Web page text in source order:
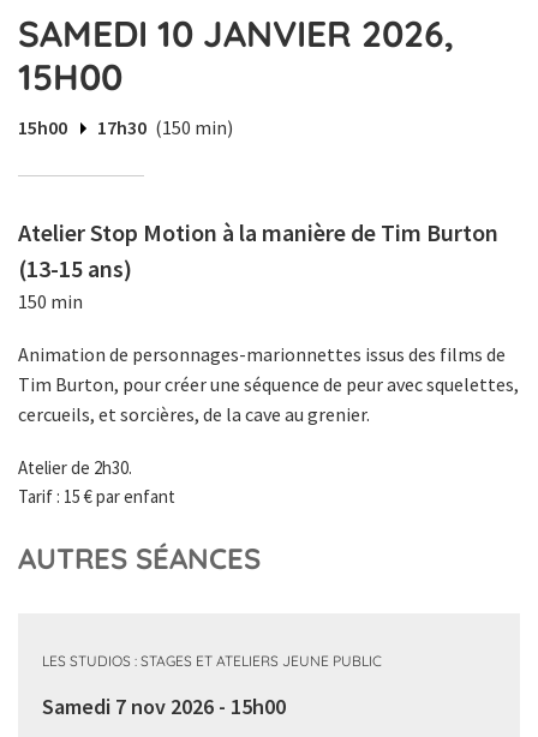
SAMEDI 10 JANVIER 2026,
15H00
15h00 17h30 (150 min)
Atelier Stop Motion à la manière de Tim Burton
(13-15 ans)
150 min
Animation de personnages-marionnettes issus des films de
Tim Burton, pour créer une séquence de peur avec squelettes,
cercueils, et sorcières, de la cave au grenier.
Atelier de 2h30.
Tarif : 15 € par enfant
AUTRES SÉANCES
LES STUDIOS : STAGES ET ATELIERS JEUNE PUBLIC
Samedi 7 nov 2026 - 15h00